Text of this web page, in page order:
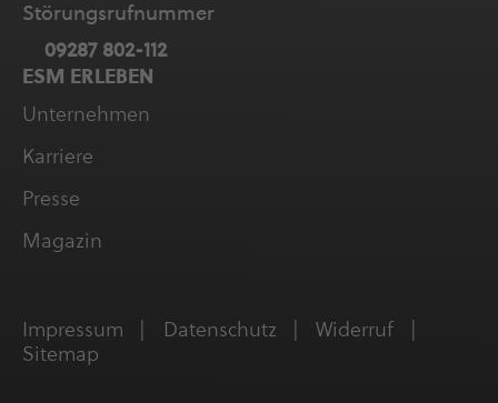
Störungs­ruf­nummer
09287 802-112
ESM ERLEBEN
Unter­neh­men
Karriere
Presse
Magazin
Impressum Daten­schutz
Widerruf
Sitemap